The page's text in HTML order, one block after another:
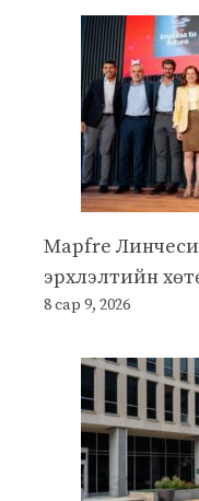
Mapfre
эрхлэлтийн
8 сар 9, 2026